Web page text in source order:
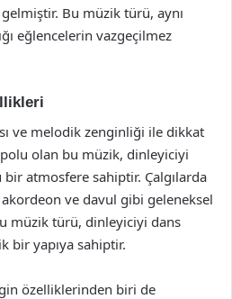
Bu müzik türü, aynı
eğlencelerin vazgeçilmez
ve melodik zenginliği ile dikkat
olan bu müzik, dinleyiciyi
atmosfere sahiptir. Çalgılarda
ve davul gibi geleneksel
müzik türü, dinleyiciyi dans
bir yapıya sahiptir.
özelliklerinden biri de